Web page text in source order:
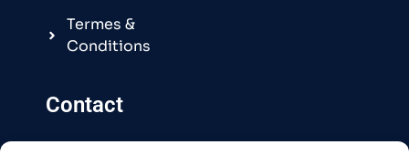
Contact
Termes &
Conditions